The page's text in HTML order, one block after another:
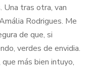
tras otra, van
Rodrigues. Me
de que, si
verdes de envidia.
más bien intuyo,